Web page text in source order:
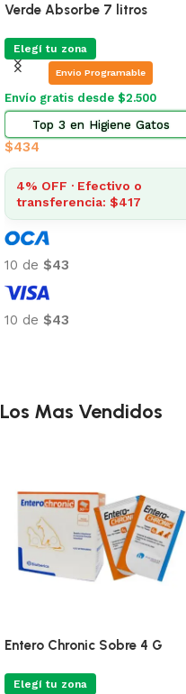
Verde Absorbe 7 litros
Elegí tu zona
Envio Programable
Envío gratis desde $2.500
Top 3 en Higiene Gatos
$434
4% OFF · Efectivo o
transferencia: $417
10 de $43
10 de $43
Los Mas Vendidos
Entero Chronic Sobre 4 G
Elegí tu zona